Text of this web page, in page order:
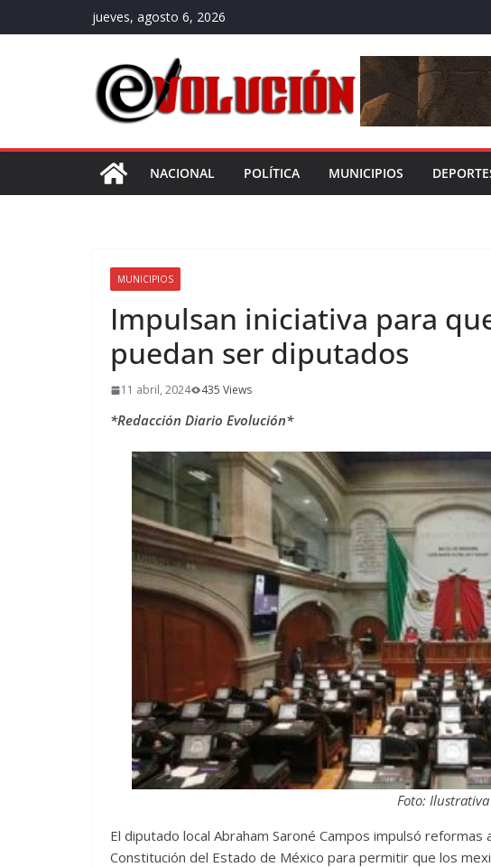
al
jueves, agosto 6, 2026
NACIONAL POLÍTICA MUNICIPIOS
MUNICIPIOS
Impulsan iniciativa para
puedan ser diputados
11 abril, 2024 435 Views
*Redacción Diario Evolución*
Foto: Ilustrativa
El diputado local Abraham Saroné Campos impulsó reformas
Constitución del Estado de México para permitir que los